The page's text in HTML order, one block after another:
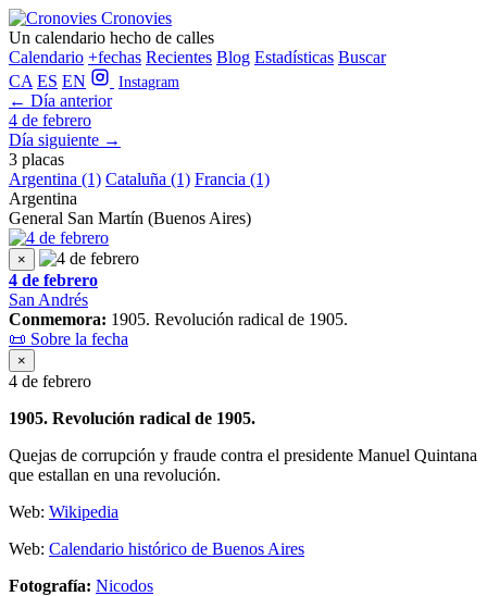
Cronovies
Un calendario hecho de calles
Calendario +fechas Recientes Blog Estadísticas Buscar
CA ES EN Instagram
← Día anterior
4 de febrero
Día siguiente →
3 placas
Argentina (1) Cataluña (1) Francia (1)
Argentina
General San Martín (Buenos Aires)
×
4 de febrero
San Andrés
Conmemora: 1905. Revolución radical de 1905.
📜 Sobre la fecha
×
4 de febrero
1905. Revolución radical de 1905.
Quejas de corrupción y fraude contra el presidente Manuel Quintana
que estallan en una revolución.
Web: Wikipedia
Web: Calendario histórico de Buenos Aires
Fotografía: Nicodos